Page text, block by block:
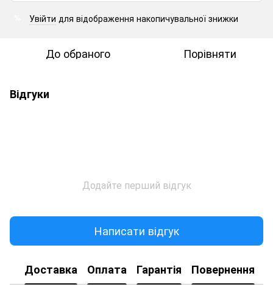
Увійти для відображення накопичувальної знижки
До обраного Порівняти
Відгуки
Додайте перший відгук
Написати відгук
Доставка Оплата Гарантія Повернення